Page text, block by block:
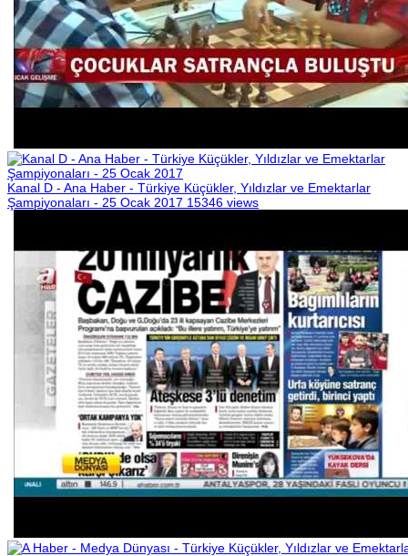
Kanal D - Ana Haber - Türkiye Küçükler, Yıldızlar ve Emektarlar
Şampiyonaları - 25 Ocak 2017 15346 views